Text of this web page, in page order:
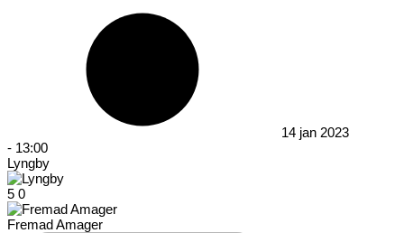
14 jan 2023
- 13:00
Lyngby
5 0
Fremad Amager